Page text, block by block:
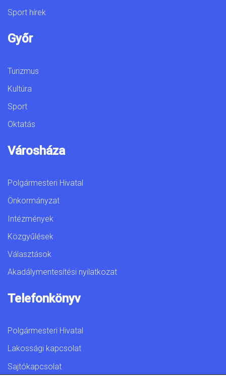
Sport hírek
Győr
Turizmus
Kultúra
Sport
Oktatás
Városháza
Polgármesteri Hivatal
Önkormányzat
Intézmények
Közgyűlések
Választások
Akadálymentesítési nyilatkozat
Telefonkönyv
Polgármesteri Hivatal
Lakossági kapcsolat
Sajtókapcsolat